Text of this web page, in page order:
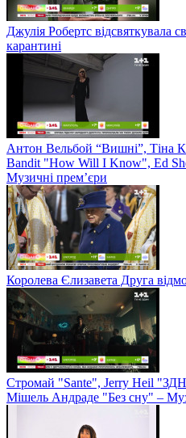
Джулія Робертс відсвяткувала
карантині
Антон Вельбой “Вишні”, Тіна
Bandit "How Will I Know", Ed
Музичні прем’єри
Королева Єлизавета Друга
Стромай "Sante", Jerry Heil
Мішель Андраде "Без сну" –